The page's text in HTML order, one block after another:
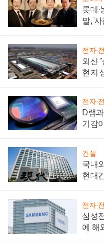
롯데·
말, '
전자·
외신
현지
전자·
D램
기감
건설
국내
현대
전자·
삼성
에 해